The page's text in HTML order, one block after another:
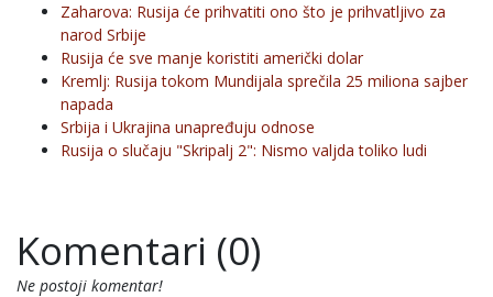
Zaharova: Rusija će prihvatiti ono što je prihvatljivo za
narod Srbije
Rusija će sve manje koristiti američki dolar
Kremlj: Rusija tokom Mundijala sprečila 25 miliona sajber
napada
Srbija i Ukrajina unapređuju odnose
Rusija o slučaju "Skripalj 2": Nismo valjda toliko ludi
Komentari (0)
Ne postoji komentar!